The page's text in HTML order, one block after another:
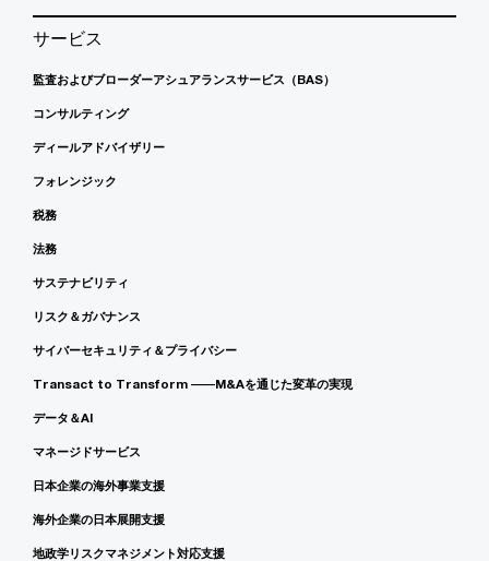
サービス
監査およびブローダーアシュアランスサービス（BAS）
コンサルティング
ディールアドバイザリー
フォレンジック
税務
法務
サステナビリティ
リスク＆ガバナンス
サイバーセキュリティ＆プライバシー
Transact to Transform ――M&Aを通じた変革の実現
データ＆AI
マネージドサービス
日本企業の海外事業支援
海外企業の日本展開支援
地政学リスクマネジメント対応支援